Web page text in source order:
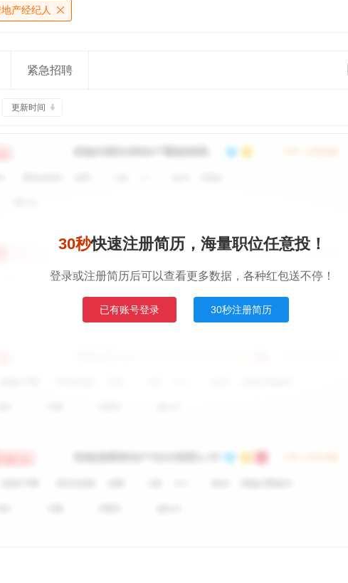
地产经纪人
紧急招聘
更新时间
30秒快速注册简历，海量职位任意投！
登录或注册简历后可以查看更多数据，各种红包送不停！
已有账号登录 30秒注册简历